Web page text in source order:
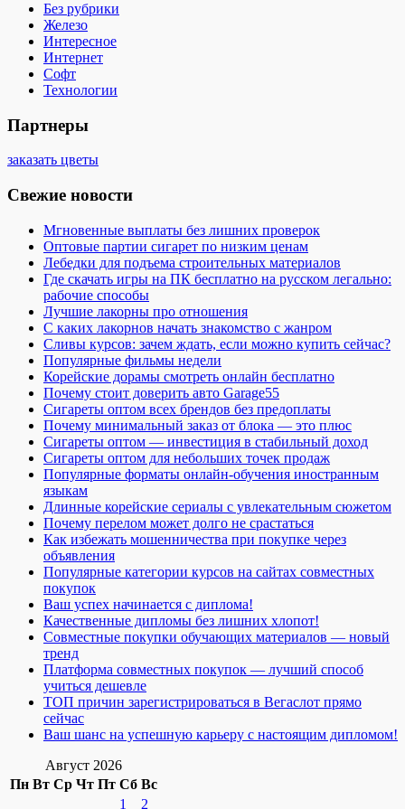
Без рубрики
Железо
Интересное
Интернет
Софт
Технологии
Партнеры
заказать цветы
Свежие новости
Мгновенные выплаты без лишних проверок
Оптовые партии сигарет по низким ценам
Лебедки для подъема строительных материалов
Где скачать игры на ПК бесплатно на русском легально:
рабочие способы
Лучшие лакорны про отношения
С каких лакорнов начать знакомство с жанром
Сливы курсов: зачем ждать, если можно купить сейчас?
Популярные фильмы недели
Корейские дорамы смотреть онлайн бесплатно
Почему стоит доверить авто Garage55
Сигареты оптом всех брендов без предоплаты
Почему минимальный заказ от блока — это плюс
Сигареты оптом — инвестиция в стабильный доход
Сигареты оптом для небольших точек продаж
Популярные форматы онлайн-обучения иностранным
языкам
Длинные корейские сериалы с увлекательным сюжетом
Почему перелом может долго не срастаться
Как избежать мошенничества при покупке через
объявления
Популярные категории курсов на сайтах совместных
покупок
Ваш успех начинается с диплома!
Качественные дипломы без лишних хлопот!
Совместные покупки обучающих материалов — новый
тренд
Платформа совместных покупок — лучший способ
учиться дешевле
ТОП причин зарегистрироваться в Вегаслот прямо
сейчас
Ваш шанс на успешную карьеру с настоящим дипломом!
Август 2026
Пн Вт Ср Чт Пт Сб Вс
1
2